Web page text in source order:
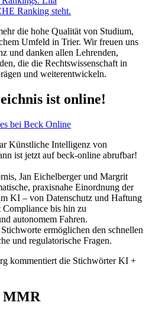
die hohe Qualität von Studium,
Umfeld in Trier. Wir freuen uns
und danken allen Lehrenden,
die die Rechtswissenschaft in
und weiterentwickeln.
ist online!
Künstliche Intelligenz von
ist jetzt auf beck‑online abrufbar!
Jan Eichelberger und Margrit
praxisnahe Einordnung der
KI – von Datenschutz und Haftung
bis hin zu
autonomem Fahren.
ermöglichen den schnellen
und regulatorische Fragen.
kommentiert die Stichwörter KI +
MMR